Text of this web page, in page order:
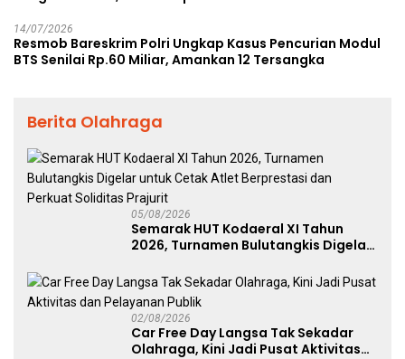
14/07/2026
Resmob Bareskrim Polri Ungkap Kasus Pencurian Modul
BTS Senilai Rp.60 Miliar, Amankan 12 Tersangka
Berita Olahraga
05/08/2026
Semarak HUT Kodaeral XI Tahun
2026, Turnamen Bulutangkis Digelar
Perkuat Soliditas Prajurit
02/08/2026
Car Free Day Langsa Tak Sekadar
Olahraga, Kini Jadi Pusat Aktivitas